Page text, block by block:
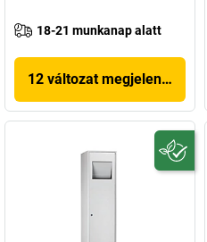
18-21 munkanap alatt
12 változat megjelenítése